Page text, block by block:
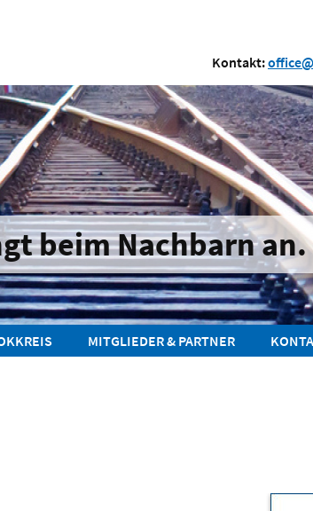
Kontakt:
beim Nachbarn an.
MITGLIEDER & PARTNER